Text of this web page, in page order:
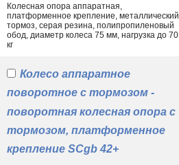
Колесная опора аппаратная,
платформенное крепление, металлический
тормоз, серая резина, полипропиленовый
обод, диаметр колеса 75 мм, нагрузка до 70
кг
Колесо аппаратное
поворотное с тормозом -
поворотная колесная опора с
тормозом, платформенное
крепление SCgb 42+